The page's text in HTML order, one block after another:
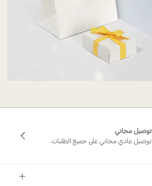
توصيل مجاني
توصيل عادي مجاني على جميع الطلبات